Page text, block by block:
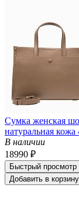
Сумка женская
натуральная кожа
В наличии
18990 ₽
Быстрый просмотр
Добавить в корзину